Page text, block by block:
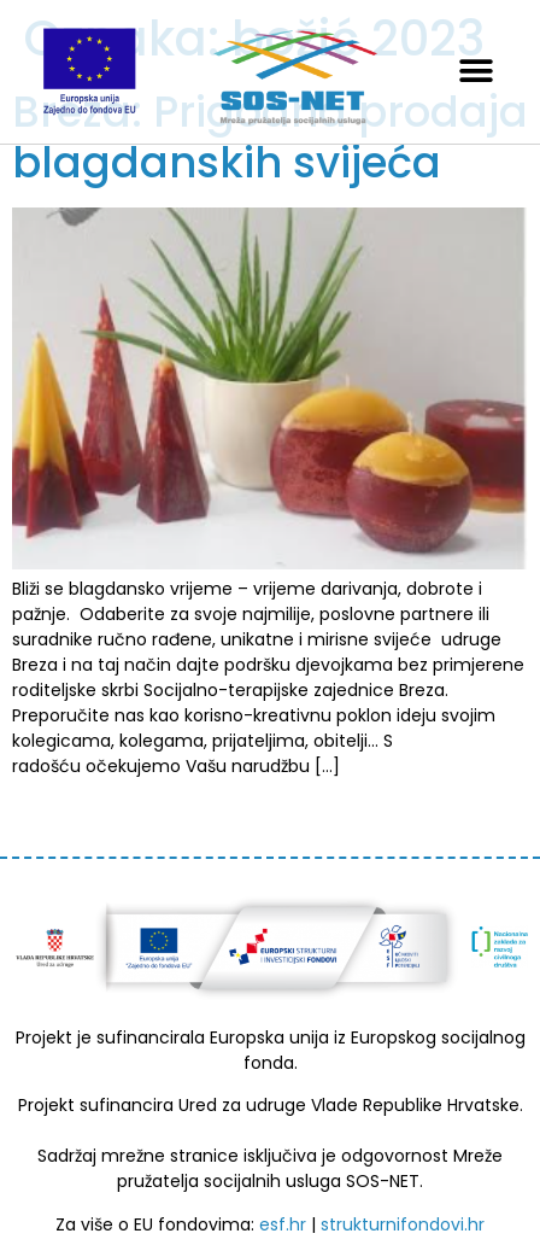
Oznaka:božić 2023
Breza: Prigodna prodaja
blagdanskih svijeća
Bliži se blagdansko vrijeme – vrijeme darivanja, dobrote i
pažnje. Odaberite za svoje najmilije, poslovne partnere ili
suradnike ručno rađene, unikatne i mirisne svijeće udruge
Breza i na taj način dajte podršku djevojkama bez primjerene
roditeljske skrbi Socijalno-terapijske zajednice Breza.
Preporučite nas kao korisno-kreativnu poklon ideju svojim
kolegicama, kolegama, prijateljima, obitelji… S
radošću očekujemo Vašu narudžbu […]
Projekt je sufinancirala Europska unija iz Europskog socijalnog
fonda.
Projekt sufinancira Ured za udruge Vlade Republike Hrvatske.
Sadržaj mrežne stranice isključiva je odgovornost Mreže
pružatelja socijalnih usluga SOS-NET.
Za više o EU fondovima: esf.hr | strukturnifondovi.hr